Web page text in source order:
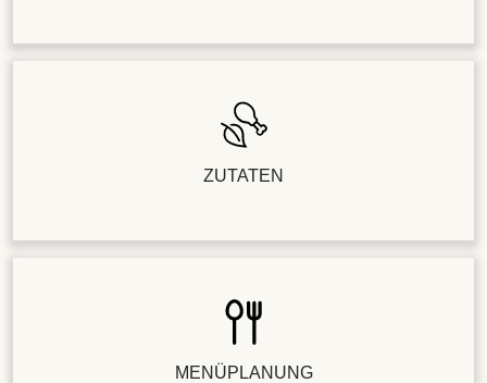
ZUTATEN
MENÜPLANUNG